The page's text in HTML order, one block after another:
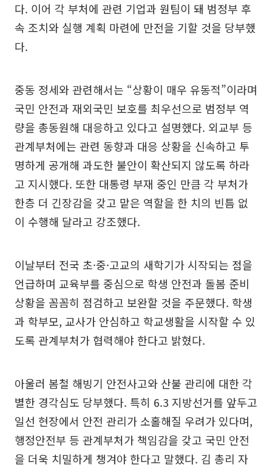
다. 이어 각 부처에 관련 기업과 원팀이 돼 범정부 후
속 조치와 실행 계획 마련에 만전을 기할 것을 당부했
다.
중동 정세와 관련해서는 “상황이 매우 유동적”이라며
국민 안전과 재외국민 보호를 최우선으로 범정부 역
량을 총동원해 대응하고 있다고 설명했다. 외교부 등
관계부처에는 관련 동향과 대응 상황을 신속하고 투
명하게 공개해 과도한 불안이 확산되지 않도록 하라
고 지시했다. 또한 대통령 부재 중인 만큼 각 부처가
한층 더 긴장감을 갖고 맡은 역할을 한 치의 빈틈 없
이 수행해 달라고 강조했다.
이날부터 전국 초·중·고교의 새학기가 시작되는 점을
언급하며 교육부를 중심으로 학생 안전과 돌봄 준비
상황을 꼼꼼히 점검하고 보완할 것을 주문했다. 학생
과 학부모, 교사가 안심하고 학교생활을 시작할 수 있
도록 관계부처가 협력해야 한다고 밝혔다.
아울러 봄철 해빙기 안전사고와 산불 관리에 대한 각
별한 경각심도 당부했다. 특히 6.3 지방선거를 앞두고
일선 현장에서 안전 관리가 소홀해질 우려가 있다며,
행정안전부 등 관계부처가 책임감을 갖고 국민 안전
을 더욱 치밀하게 챙겨야 한다고 말했다. 김 총리 자